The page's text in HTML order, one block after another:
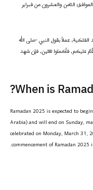
بعد مغيب شمس يوم الجمعة 29 شعبان 1446، الموافق الثامن والعشرون من فبراير
الفلكية، عملاً بقول النبي -صلى الله
عليكم، فأكملوا ثلاثين، فإن شهِد
When is
Ramadan 2025 is expected to
Arabia) and will end on Sunday,
celebrated on Monday, March 31,
commencement of Ramadan